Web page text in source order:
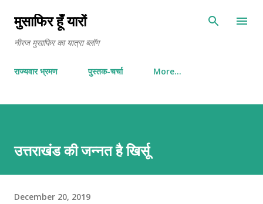
मुसाफिर हूँ यारों
नीरज मुसाफिर का यात्रा ब्लॉग
राज्यवार भ्रमण पुस्तक-चर्चा More…
उत्तराखंड की जन्नत है खिर्सू
December 20, 2019